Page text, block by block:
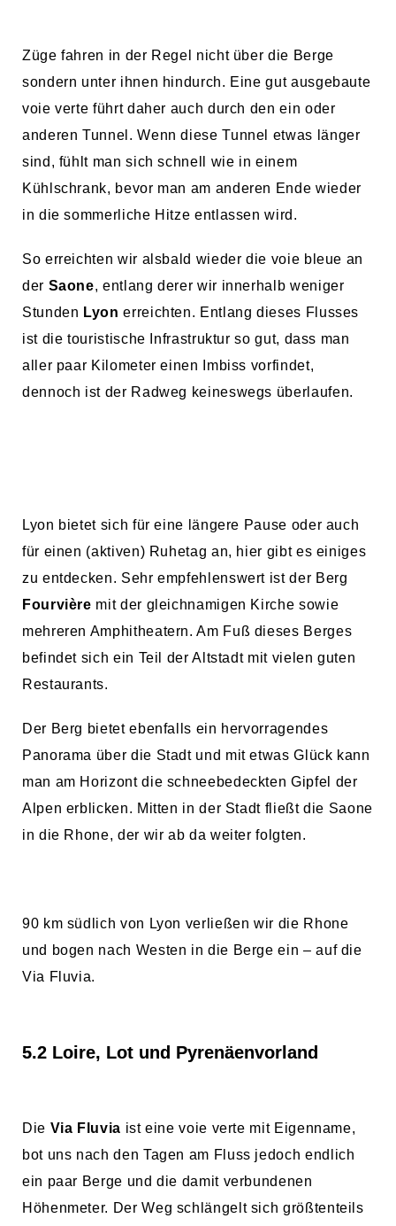
Züge fahren in der Regel nicht über die Berge
sondern unter ihnen hindurch. Eine gut ausgebaute
voie verte führt daher auch durch den ein oder
anderen Tunnel. Wenn diese Tunnel etwas länger
sind, fühlt man sich schnell wie in einem
Kühlschrank, bevor man am anderen Ende wieder
in die sommerliche Hitze entlassen wird.
So erreichten wir alsbald wieder die voie bleue an
der Saone, entlang derer wir innerhalb weniger
Stunden Lyon erreichten. Entlang dieses Flusses
ist die touristische Infrastruktur so gut, dass man
aller paar Kilometer einen Imbiss vorfindet,
dennoch ist der Radweg keineswegs überlaufen.
Lyon bietet sich für eine längere Pause oder auch
für einen (aktiven) Ruhetag an, hier gibt es einiges
zu entdecken. Sehr empfehlenswert ist der Berg
Fourvière mit der gleichnamigen Kirche sowie
mehreren Amphitheatern. Am Fuß dieses Berges
befindet sich ein Teil der Altstadt mit vielen guten
Restaurants.
Der Berg bietet ebenfalls ein hervorragendes
Panorama über die Stadt und mit etwas Glück kann
man am Horizont die schneebedeckten Gipfel der
Alpen erblicken. Mitten in der Stadt fließt die Saone
in die Rhone, der wir ab da weiter folgten.
90 km südlich von Lyon verließen wir die Rhone
und bogen nach Westen in die Berge ein – auf die
Via Fluvia.
5.2 Loire, Lot und Pyrenäenvorland
Die Via Fluvia ist eine voie verte mit Eigenname,
bot uns nach den Tagen am Fluss jedoch endlich
ein paar Berge und die damit verbundenen
Höhenmeter. Der Weg schlängelt sich größtenteils